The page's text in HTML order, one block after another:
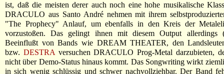
ist, daß die meisten derer auch noch eine hohe musikalische
DRACULO aus Santo André nehmen mit ihrem
"The Prophecy" Anlauf, um ebenfalls in den Kreis der
vorzustoßen. Das gelingt ihnen mit diesem Output allerdings
Beeinflußt von Bands wie DREAM THEATER, den
bzw. DESTRA versuchen DRACULO Prog-Metal darzubieten,
nicht über Demo-Status hinaus kommt. Das Songwriting wirkt
in sich wenig schlüssig und schwer nachvollziehbar. Der Band